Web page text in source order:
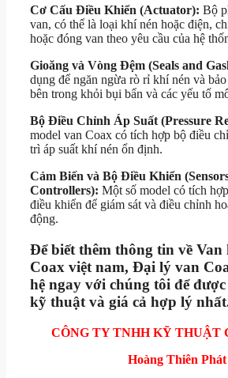
Cơ Cấu Điều Khiển (Actuator): Bộ
van, có thể là loại khí nén hoặc điện,
hoặc đóng van theo yêu cầu của hệ
Gioăng và Vòng Đệm (Seals and
dụng để ngăn ngừa rò rỉ khí nén và
bên trong khỏi bụi bẩn và các yếu tố
Bộ Điều Chỉnh Áp Suất (Pressure
model van Coax có tích hợp bộ điều
trì áp suất khí nén ổn định.
Cảm Biến và Bộ Điều Khiển
Controllers): Một số model có tích
điều khiển để giám sát và điều chỉnh
động.
Để biết thêm thông tin về Van
Coax việt nam, Đại lý van
hệ ngay với chúng tôi để
kỹ thuật và giá cả hợp lý
CÔNG TY TNHH KỸ THUẬT
Hoàng Thiên Phát